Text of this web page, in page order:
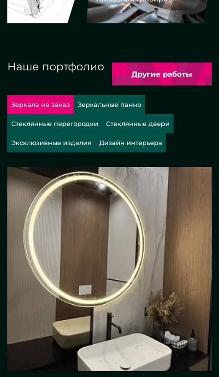
Наше портфолио
Другие работы
Зеркала на заказ Зеркальные панно
Стеклянные перегородки Стеклянные двери
Эксклюзивные изделия Дизайн интерьера